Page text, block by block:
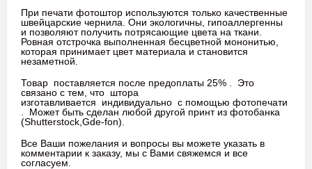
При печати фотоштор используются только качественные
швейцарские чернила. Они экологичны, гипоаллергенны
и позволяют получить потрясающие цвета на ткани.
Ровная отстрочка выполненная бесцветной мононитью,
которая принимает цвет материала и становится
незаметной.
Товар поставляется после предоплаты 25% . Это
связано с тем, что штора
изготавливается индивидуально с помощью фотопечати
. Может быть сделан любой другой принт из фотобанка
(Shutterstock,Gde-fon).
Все Ваши пожелания и вопросы вы можете указать в
комментарии к заказу, мы с Вами свяжемся и все
согласуем.